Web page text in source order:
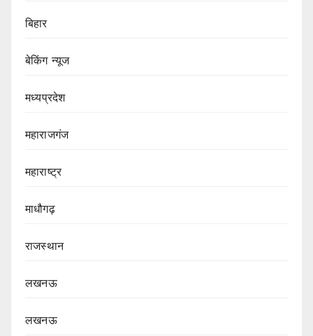
बिहार
बेकिंग न्यूज
मध्यप्रदेश
महाराजगंज
महाराष्ट्र
माधौगढ़
राजस्थान
लखनऊ
लखनऊ